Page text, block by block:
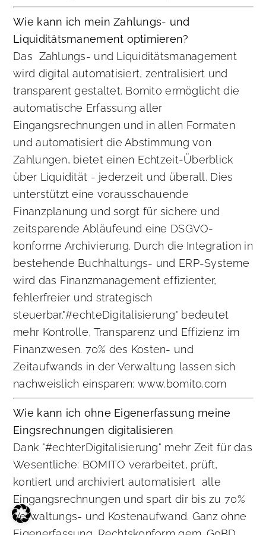
Wie kann ich mein Zahlungs- und
Liquiditätsmanement optimieren?
Das Zahlungs- und Liquiditätsmanagement
wird digital automatisiert, zentralisiert und
transparent gestaltet. Bomito ermöglicht die
automatische Erfassung aller
Eingangsrechnungen und in allen Formaten
und automatisiert die Abstimmung von
Zahlungen, bietet einen Echtzeit-Überblick
über Liquidität - jederzeit und überall. Dies
unterstützt eine vorausschauende
Finanzplanung und sorgt für sichere und
zeitsparende Abläufeund eine DSGVO-
konforme Archivierung. Durch die Integration in
bestehende Buchhaltungs- und ERP-Systeme
wird das Finanzmanagement effizienter,
fehlerfreier und strategisch
steuerbar."#echteDigitalisierung" bedeutet
mehr Kontrolle, Transparenz und Effizienz im
Finanzwesen. 70% des Kosten- und
Zeitaufwands in der Verwaltung lassen sich
nachweislich einsparen: www.bomito.com
Wie kann ich ohne Eigenerfassung meine
Eingsrechnungen digitalisieren
Dank "#echterDigitalisierung" mehr Zeit für das
Wesentliche: BOMITO verarbeitet, prüft,
kontiert und archiviert automatisiert alle
Eingangsrechnungen und spart dir bis zu 70%
Verwaltungs- und Kostenaufwand. Ganz ohne